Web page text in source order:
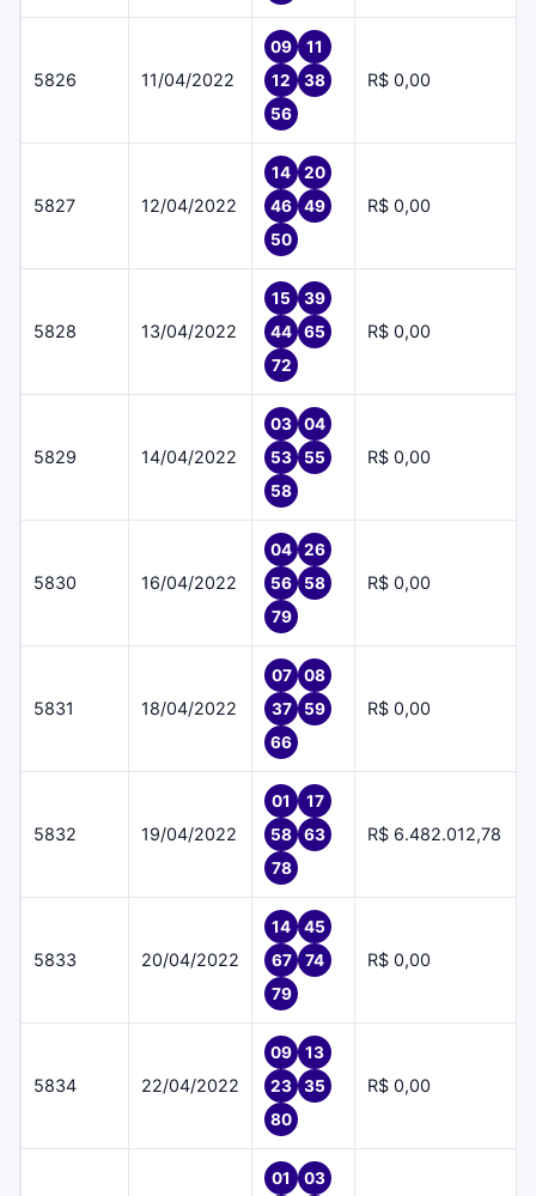
5826 11/04/2022
09
11
12
38
56
R$ 0,00
5827 12/04/2022
14
20
46
49
50
R$ 0,00
5828 13/04/2022
15
39
44
65
72
R$ 0,00
5829 14/04/2022
03
04
53
55
58
R$ 0,00
5830 16/04/2022
04
26
56
58
79
R$ 0,00
5831 18/04/2022
07
08
37
59
66
R$ 0,00
5832 19/04/2022
01
17
58
63
78
R$ 6.482.012,78
5833 20/04/2022
14
45
67
74
79
R$ 0,00
5834 22/04/2022
09
13
23
35
80
R$ 0,00
01 03